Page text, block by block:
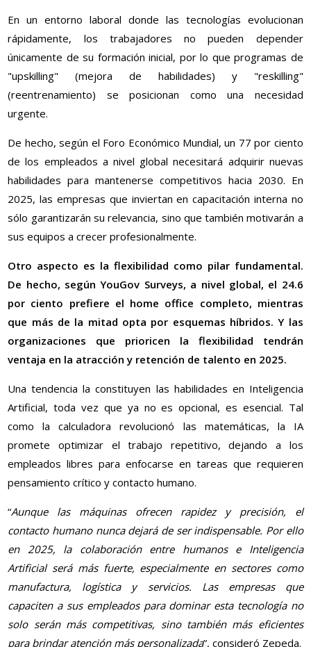
En un entorno laboral donde las tecnologías evolucionan
rápidamente, los trabajadores no pueden depender
únicamente de su formación inicial, por lo que programas de
"upskilling" (mejora de habilidades) y "reskilling"
(reentrenamiento) se posicionan como una necesidad
urgente.
De hecho, según el Foro Económico Mundial, un 77 por ciento
de los empleados a nivel global necesitará adquirir nuevas
habilidades para mantenerse competitivos hacia 2030. En
2025, las empresas que inviertan en capacitación interna no
sólo garantizarán su relevancia, sino que también motivarán a
sus equipos a crecer profesionalmente.
Otro aspecto es la flexibilidad como pilar fundamental.
De hecho, según YouGov Surveys, a nivel global, el 24.6
por ciento prefiere el home office completo, mientras
que más de la mitad opta por esquemas híbridos. Y las
organizaciones que prioricen la flexibilidad tendrán
ventaja en la atracción y retención de talento en 2025.
Una tendencia la constituyen las habilidades en Inteligencia
Artificial, toda vez que ya no es opcional, es esencial. Tal
como la calculadora revolucionó las matemáticas, la IA
promete optimizar el trabajo repetitivo, dejando a los
empleados libres para enfocarse en tareas que requieren
pensamiento crítico y contacto humano.
“Aunque las máquinas ofrecen rapidez y precisión, el
contacto humano nunca dejará de ser indispensable. Por ello
en 2025, la colaboración entre humanos e Inteligencia
Artificial será más fuerte, especialmente en sectores como
manufactura, logística y servicios. Las empresas que
capaciten a sus empleados para dominar esta tecnología no
solo serán más competitivas, sino también más eficientes
para brindar atención más personalizada”, consideró Zepeda.